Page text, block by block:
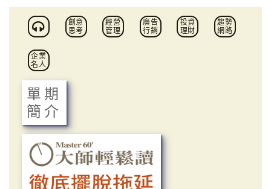
創意
思考
經營
管理
廣告
行銷
投資
理財
趨勢
網路
企業
名人
單期
簡介